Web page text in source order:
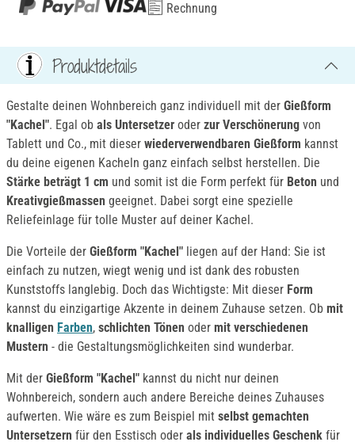
Rechnung
Produktdetails
Gestalte deinen Wohnbereich ganz individuell mit der Gießform
"Kachel". Egal ob als Untersetzer oder zur Verschönerung von
Tablett und Co., mit dieser wiederverwendbaren Gießform kannst
du deine eigenen Kacheln ganz einfach selbst herstellen. Die
Stärke beträgt 1 cm und somit ist die Form perfekt für Beton und
Kreativgießmassen geeignet. Dabei sorgt eine spezielle
Reliefeinlage für tolle Muster auf deiner Kachel.
Die Vorteile der Gießform "Kachel" liegen auf der Hand: Sie ist
einfach zu nutzen, wiegt wenig und ist dank des robusten
Kunststoffs langlebig. Doch das Wichtigste: Mit dieser Form
kannst du einzigartige Akzente in deinem Zuhause setzen. Ob mit
knalligen Farben, schlichten Tönen oder mit verschiedenen
Mustern - die Gestaltungsmöglichkeiten sind wunderbar.
Mit der Gießform "Kachel" kannst du nicht nur deinen
Wohnbereich, sondern auch andere Bereiche deines Zuhauses
aufwerten. Wie wäre es zum Beispiel mit selbst gemachten
Untersetzern für den Esstisch oder als individuelles Geschenk für